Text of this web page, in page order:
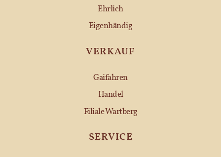
Ehrlich
Eigenhändig
VERKAUF
Gaifahren
Handel
Filiale Wartberg
SERVICE